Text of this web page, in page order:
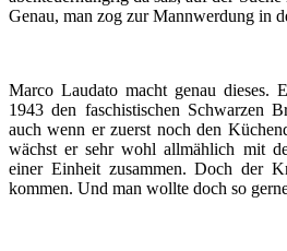
Genau, man zog zur Mannwerdung in
Marco Laudato macht genau dieses.
1943 den faschistischen Schwarzen
auch wenn er zuerst noch den
wächst er sehr wohl allmählich mit
einer Einheit zusammen. Doch der
kommen. Und man wollte doch so